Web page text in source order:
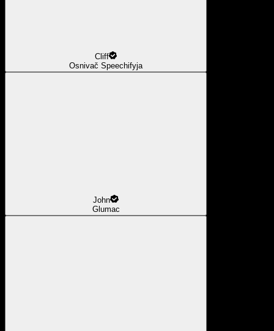
Cliff
Osnivač Speechifyja
John
Glumac